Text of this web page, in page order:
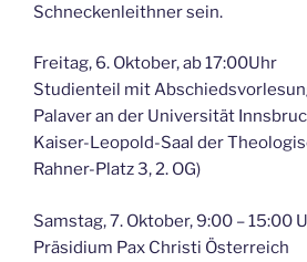
Schneckenleithner sein.
Freitag, 6. Oktober, ab 17:00Uhr
Studienteil mit
Palaver an der Universität
Kaiser-Leopold-Saal der
Rahner-Platz 3, 2. OG)
Samstag, 7. Oktober, 9:00 – 15:00
Präsidium Pax Christi Österreich